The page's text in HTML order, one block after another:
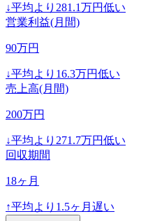
↓平均より 281.1万円低い
営業利益(月間)
90万円
↓平均より 16.3万円低い
売上高(月間)
200万円
↓平均より 271.7万円低い
回収期間
18ヶ月
↑平均より 1.5ヶ月遅い